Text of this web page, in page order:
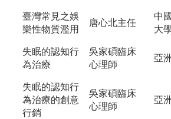
臺灣常見之娛
樂性物質濫用
唐心北主任
中
大
失眠的認知行
為治療
吳家碩臨床
心理師
亞
失眠的認知行
為治療的創意
行銷
吳家碩臨床
心理師
亞